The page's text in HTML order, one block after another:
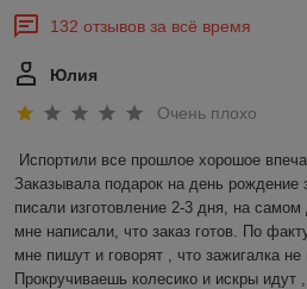
132 отзывов за всё время
Юлия
Очень плохо
Испортили все прошлое хорошое
Заказывала подарок на день рождение
писали изготовление 2-3 дня, на
мне написали, что заказ готов. По
мне пишут и говорят , что зажигалка не
Прокручиваешь колесико и искры идут